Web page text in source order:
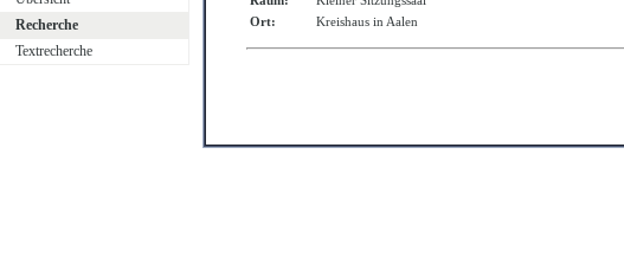
Recherche
Textrecherche
Ort:
Kreishaus in Aalen